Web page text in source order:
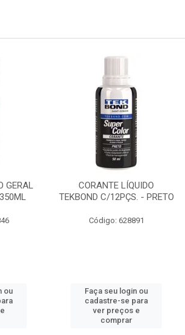
GERAL
ou
CORANTE LÍQUIDO
TEKBOND C/12PÇS. - PRETO
Código: 628891
Faça seu login ou
cadastre-se para
ver preços e
comprar